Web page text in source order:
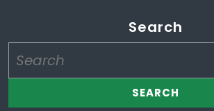
Search
for: